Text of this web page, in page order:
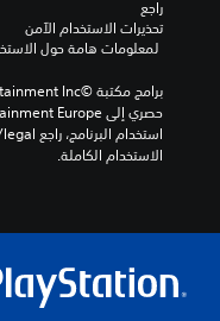
راجع
تحذيرات الاستخدام الآمن
الاستخدام الكاملة.